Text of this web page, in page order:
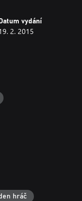
Datum vydání
2. 2015
hráč